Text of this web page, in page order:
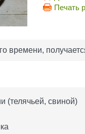
Печать
времени,
(телячьей, свиной)